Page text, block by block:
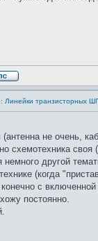
Линейки транзисторных
не очень,
схемотехника
другой
(когда
с включенной
постоянно.